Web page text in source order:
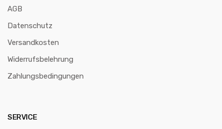
AGB
Datenschutz
Versandkosten
Widerrufsbelehrung
Zahlungsbedingungen
SERVICE